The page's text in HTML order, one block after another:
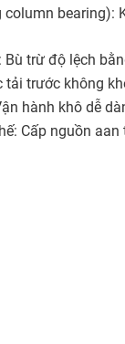
column bearing):
Bù trừ độ lệch
tải trước không
hành khô dễ
Cấp nguồn aan